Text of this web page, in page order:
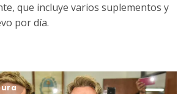
que incluye varios suplementos y
por día.